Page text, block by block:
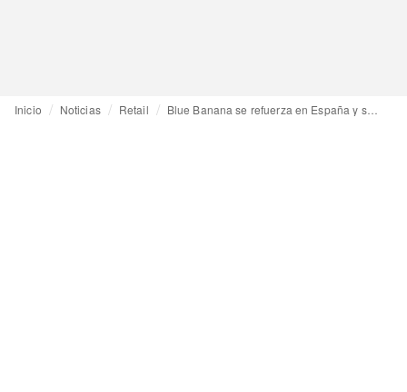
Inicio Noticias Retail Blue Banana se refuerza en España y suma nueva “flagship” en Madrid